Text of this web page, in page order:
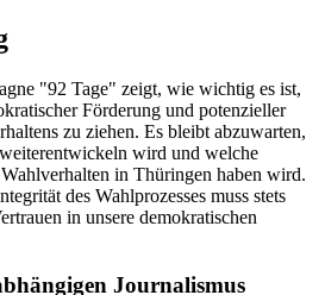
"92 Tage" zeigt, wie wichtig es ist,
Förderung und potenzieller
zu ziehen. Es bleibt abzuwarten,
wird und welche
in Thüringen haben wird.
des Wahlprozesses muss stets
in unsere demokratischen
Journalismus